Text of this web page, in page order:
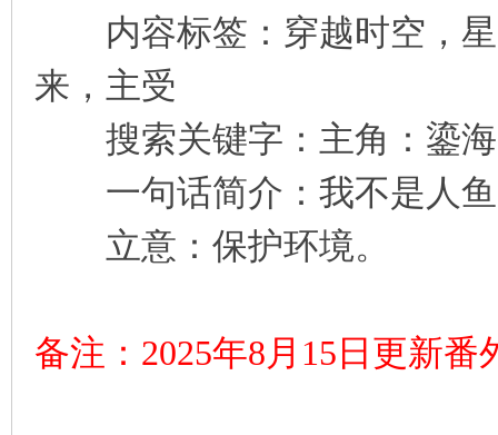
内容标签：穿越时空，星
来，主受
搜索关键字：主角：鎏
一句话简介：我不是人鱼
立意：保护环境。
备注：2025年8月15日更新